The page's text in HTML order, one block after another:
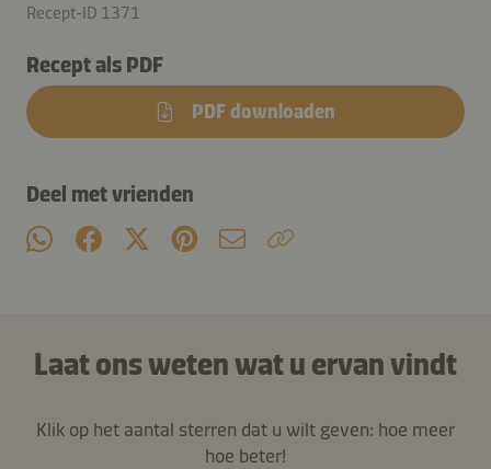
Recept-ID 1371
Recept als PDF
PDF downloaden
Deel met vrienden
Laat ons weten wat u ervan vindt
Klik op het aantal sterren dat u wilt geven: hoe meer
hoe beter!